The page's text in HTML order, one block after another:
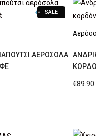
SALE
ΑΕΡΌΣΟΛΑ
€89.90